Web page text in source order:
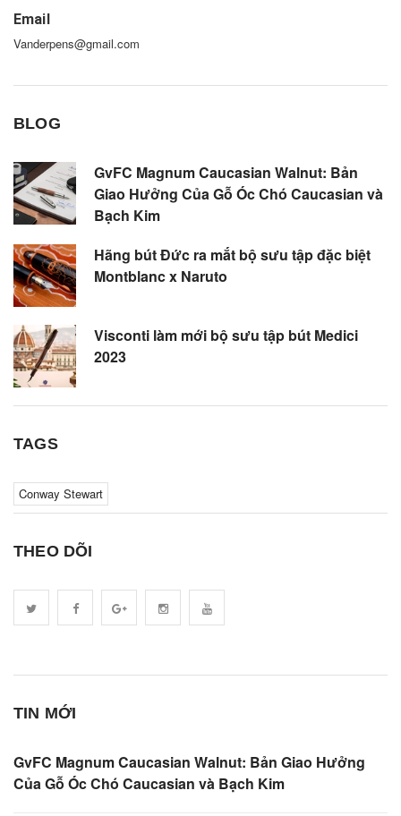
Email
Vanderpens@gmail.com
BLOG
GvFC Magnum Caucasian Walnut: Bản
Giao Hưởng Của Gỗ Óc Chó Caucasian và
Bạch Kim
Hãng bút Đức ra mắt bộ sưu tập đặc biệt
Montblanc x Naruto
Visconti làm mới bộ sưu tập bút Medici
2023
TAGS
Conway Stewart
THEO DÕI
TIN MỚI
GvFC Magnum Caucasian Walnut: Bản Giao Hưởng
Của Gỗ Óc Chó Caucasian và Bạch Kim